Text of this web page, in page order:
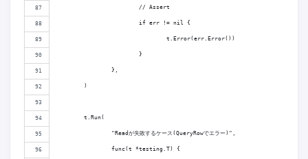
			// Assert
			if err != nil {
				t.Error(err.Error())
			}
		},
	)
	t.Run(
		"Readが失敗するケース(QueryRowでエラー)",
		func(t *testing.T) {